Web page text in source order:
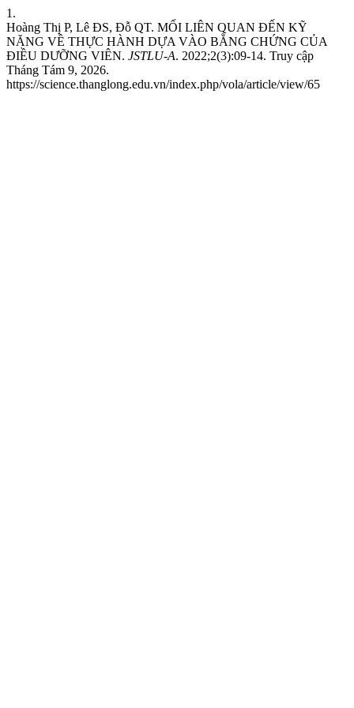
1.
Hoàng Thị P, Lê ĐS, Đỗ QT. MỐI LIÊN QUAN ĐẾN KỸ
NĂNG VỀ THỰC HÀNH DỰA VÀO BẰNG CHỨNG CỦA
ĐIỀU DƯỠNG VIÊN. JSTLU-A. 2022;2(3):09-14. Truy cập
Tháng Tám 9, 2026.
https://science.thanglong.edu.vn/index.php/vola/article/view/65